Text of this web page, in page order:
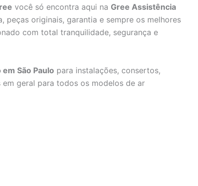
você só encontra aqui na Gree Assistência
peças originais, garantia e sempre os melhores
com total tranquilidade, segurança e
São Paulo para instalações, consertos,
geral para todos os modelos de ar